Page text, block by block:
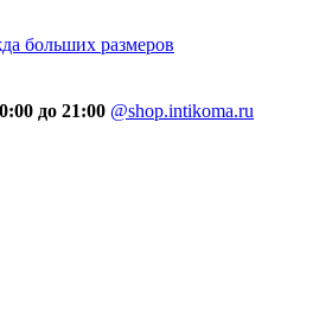
до 21:00 @shop.intikoma.ru